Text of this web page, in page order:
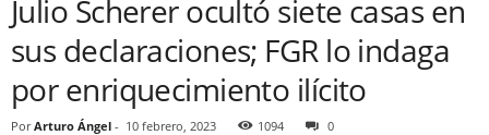
Julio Scherer ocultó siete casas en
sus declaraciones; FGR lo indaga
por enriquecimiento ilícito
Por Arturo Ángel - 10 febrero, 2023 1094 0